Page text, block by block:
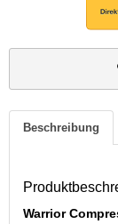
Beschreibung
Warrior